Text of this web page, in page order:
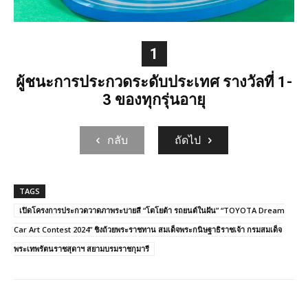
1
ผู้ชนะการประกวดระดับประเทศ รางวัลที่ 1-
3 ของทุกรุ่นอายุ
กลับ ถัดไป
TAGS
เปิดโครงการประกวดวาดภาพระบายสี “โตโยต้า รถยนต์ในฝัน” “TOYOTA Dream
Car Art Contest 2024” ชิงถ้วยพระราชทาน สมเด็จพระกนิษฐาธิราชเจ้า กรมสมเด็จ
พระเทพรัตนราชสุดาฯ สยามบรมราชกุมารี